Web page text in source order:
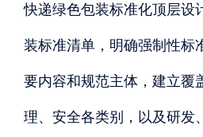
快递绿色包装标准化顶层设
装标准清单，明确强制性标
要内容和规范主体，建立覆
理、安全各类别，以及研发